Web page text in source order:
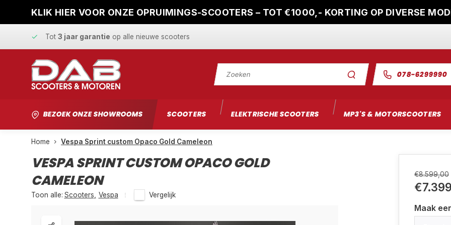
KLIK HIER VOOR ONZE OPRUIMINGS-SCOOTERS – TOT €1000,- KORTING OP DIVERSE
Snelle leveringen vaste scherpe prijzen
Tot 3 jaar garantie op alle nieuwe scooters
Gratis ophaalservicebij reparatie
Snelle leveringenvaste scherpe prijzen
078-6299990
BEZOEK ONZE SHOWROOMS SCOOTERS ELEKTRISCHE SCOOTERS MP3'S & MOTORSCOOTERS
Home Vespa Sprint custom Opaco Gold Cameleon
VESPA SPRINT CUSTOM OPACO GOLD
CAMELEON
Toon alle: Scooters Vespa Vergelijk
€8.599,00
Maak